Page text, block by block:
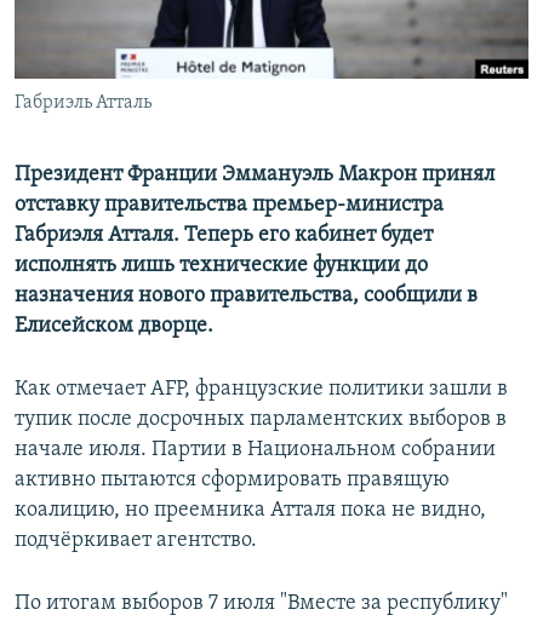
Габриэль Атталь
Президент Франции Эммануэль Макрон принял
отставку правительства премьер-министра
Габриэля Атталя. Теперь его кабинет будет
исполнять лишь технические функции до
назначения нового правительства, сообщили в
Елисейском дворце.
Как отмечает AFP, французские политики зашли в
тупик после досрочных парламентских выборов в
начале июля. Партии в Национальном собрании
активно пытаются сформировать правящую
коалицию, но преемника Атталя пока не видно,
подчёркивает агентство.
По итогам выборов 7 июля "Вместе за республику"